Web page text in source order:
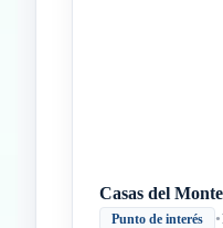
Casas del Monte
Punto de interés •